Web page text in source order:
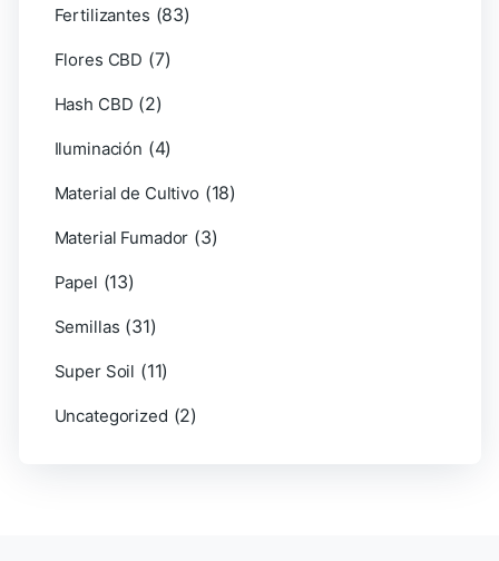
Fertilizantes (83)
Flores CBD (7)
Hash CBD (2)
Iluminación (4)
Material de Cultivo (18)
Material Fumador (3)
Papel (13)
Semillas (31)
Super Soil (11)
Uncategorized (2)